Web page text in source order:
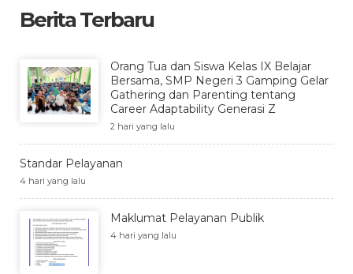
Berita Terbaru
Orang Tua dan Siswa Kelas IX Belajar
Bersama, SMP Negeri 3 Gamping Gelar
Gathering dan Parenting tentang
Career Adaptability Generasi Z
2 hari yang lalu
Standar Pelayanan
4 hari yang lalu
Maklumat Pelayanan Publik
4 hari yang lalu